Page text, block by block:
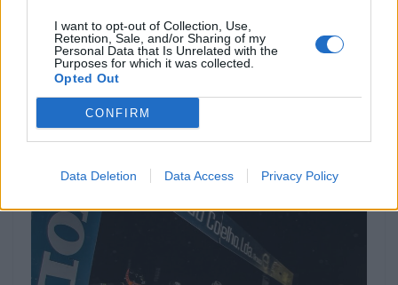
I want to opt-out of Collection, Use,
Retention, Sale, and/or Sharing of my
Personal Data that Is Unrelated with the
Purposes for which it was collected.
Opted Out
CONFIRM
Data Deletion Data Access Privacy Policy
Flat Track: primeiros campeões definidos
em Santiago do Cacém
A penúltima ronda do Campeonato Nacional de Flat Track
temporada....